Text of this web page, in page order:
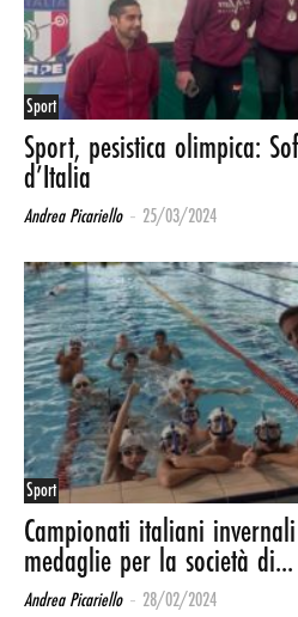
Sport
Sport, pesistica olimpica:
d’Italia
Andrea Picariello - 25/03/2024
Sport
Campionati italiani
medaglie per la società di...
Andrea Picariello - 28/02/2024